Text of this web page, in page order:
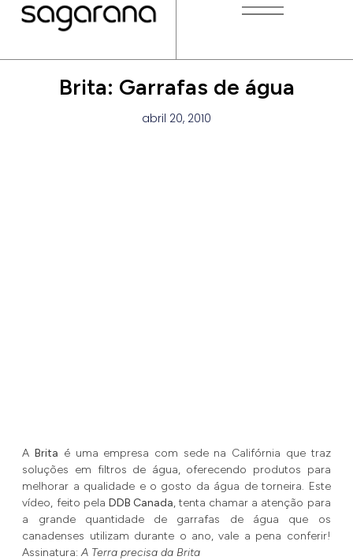
Brita: Garrafas de água
abril 20, 2010
ABrita é uma empresa com sede na Califórnia que traz
soluções em filtros de água, oferecendo produtos para
melhorar a qualidade e o gosto da água de torneira. Este
vídeo, feito pela DDB Canada, tenta chamar a atenção para
a grande quantidade de garrafas de água que os
canadenses utilizam durante o ano, vale a pena conferir!
Assinatura: A Terra precisa da Brita